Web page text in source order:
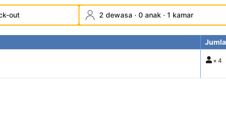
out 2 dewasa · 0 anak · 1 kamar
× 4